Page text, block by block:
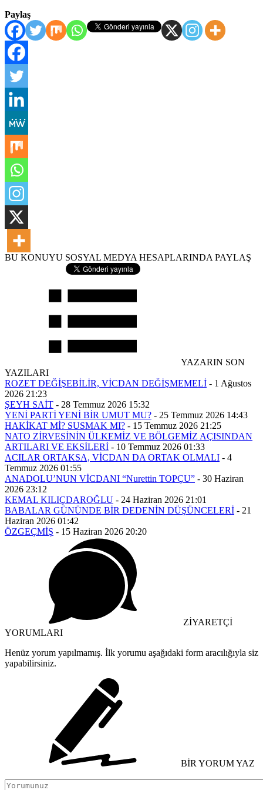
Paylaş
BU KONUYU SOSYAL MEDYA HESAPLARINDA PAYLAŞ
YAZARIN SON
YAZILARI
ROZET DEĞİŞEBİLİR, VİCDAN DEĞİŞMEMELİ - 1 Ağustos
2026 21:23
ŞEYH SAİT - 28 Temmuz 2026 15:32
YENİ PARTİ YENİ BİR UMUT MU? - 25 Temmuz 2026 14:43
HAKİKAT Mİ? SUSMAK MI? - 15 Temmuz 2026 21:25
NATO ZİRVESİNİN ÜLKEMİZ VE BÖLGEMİZ AÇISINDAN
ARTILARI VE EKSİLERİ - 10 Temmuz 2026 01:33
ACILAR ORTAKSA, VİCDAN DA ORTAK OLMALI - 4
Temmuz 2026 01:55
ANADOLU’NUN VİCDANI “Nurettin TOPÇU” - 30 Haziran
2026 23:12
KEMAL KILIÇDAROĞLU - 24 Haziran 2026 21:01
BABALAR GÜNÜNDE BİR DEDENİN DÜŞÜNCELERİ - 21
Haziran 2026 01:42
ÖZGEÇMİŞ - 15 Haziran 2026 20:20
ZİYARETÇİ
YORUMLARI
Henüz yorum yapılmamış. İlk yorumu aşağıdaki form aracılığıyla siz
yapabilirsiniz.
BİR YORUM YAZ